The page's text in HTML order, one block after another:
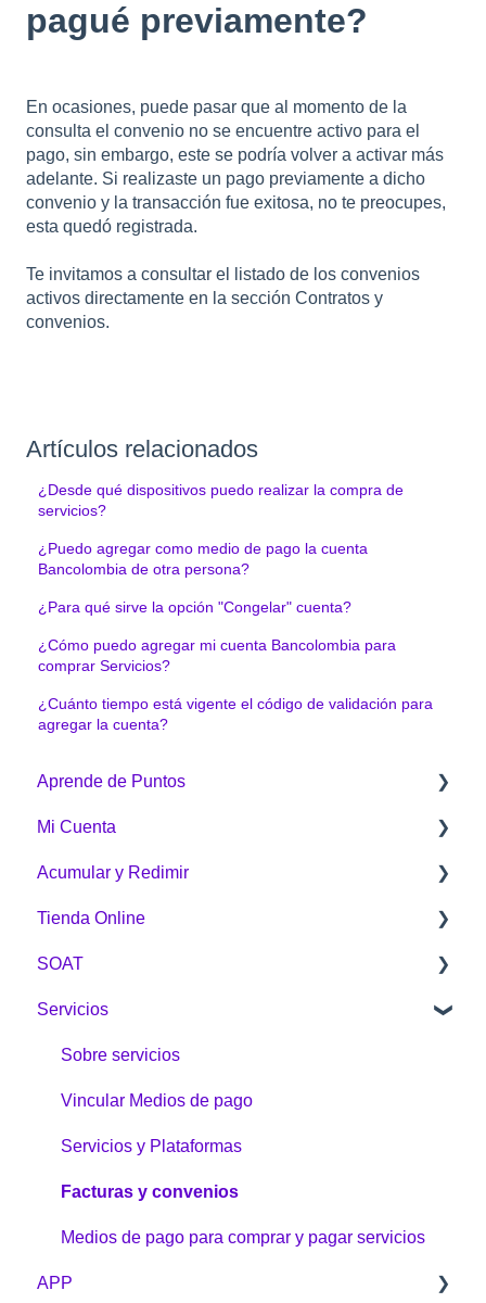
pagué previamente?
En ocasiones, puede pasar que al momento de la
consulta el convenio no se encuentre activo para el
pago, sin embargo, este se podría volver a activar más
adelante. Si realizaste un pago previamente a dicho
convenio y la transacción fue exitosa, no te preocupes,
esta quedó registrada.
Te invitamos a consultar el listado de los convenios
activos directamente en la sección Contratos y
convenios.
Artículos relacionados
¿Desde qué dispositivos puedo realizar la compra de
servicios?
¿Puedo agregar como medio de pago la cuenta
Bancolombia de otra persona?
¿Para qué sirve la opción "Congelar" cuenta?
¿Cómo puedo agregar mi cuenta Bancolombia para
comprar Servicios?
¿Cuánto tiempo está vigente el código de validación para
agregar la cuenta?
Aprende de Puntos
¿Qué es Puntos Colombia?
¿Cómo funciona Puntos Colombia?
¿Cómo acumulo Puntos Colombia?
¿Cómo redimo Puntos Colombia?
Mi Cuenta
Generalidades
Acumular y Redimir
¿Cómo acumular?
¿Cómo redimo Puntos Colombia?
Botón Puntos Colombia
Tienda Online
Tienda Online
Sobre la Tienda Online
Compras
Envíos
Problemas e inquietudes
Garantías y devoluciones
¿Cómo comprar?
SOAT
General
Servicios
Sobre servicios
Vincular Medios de pago
Servicios y Plataformas
Facturas y convenios
Medios de pago para comprar y pagar servicios
APP